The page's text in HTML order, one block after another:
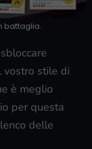
battaglia.
vostro stile di
è meglio
per questa
delle